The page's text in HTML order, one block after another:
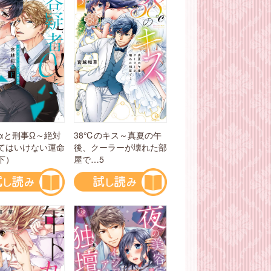
と刑事Ω～絶対
はいけない運命
38℃のキス～真夏の午
後、クーラーが壊れた部
屋で…5